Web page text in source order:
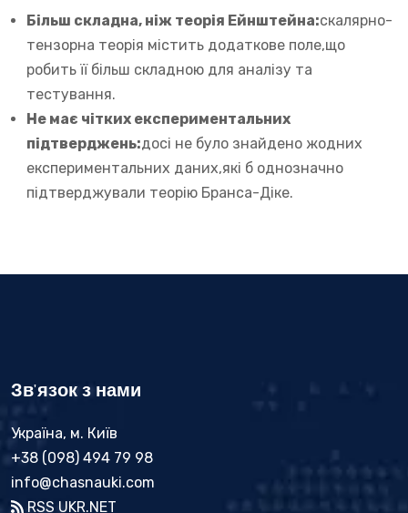
Більш складна, ніж теорія Ейнштейна:скалярно-
тензорна теорія містить додаткове поле,що
робить її більш складною для аналізу та
тестування.
Не має чітких експериментальних
підтверджень:досі не було знайдено жодних
експериментальних даних,які б однозначно
підтверджували теорію Бранса-Діке.
Зв'язок з нами
Україна, м. Київ
+38 (098) 494 79 98
info@chasnauki.com
RSS UKR.NET